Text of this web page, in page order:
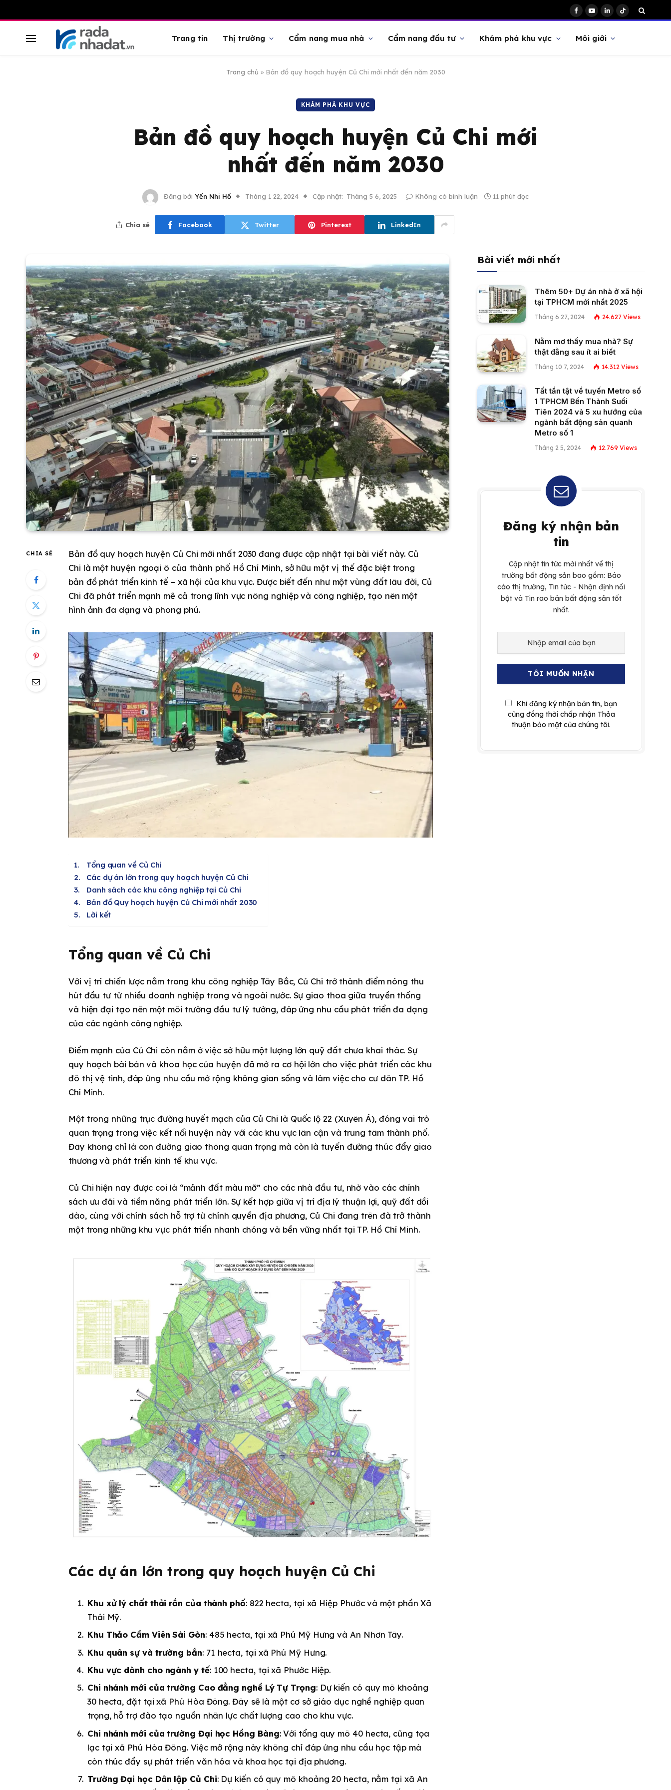
Facebook
YouTubeLinkedInTikTok
Trang tin Thị trường Cẩm nang mua nhà Cẩm nang đầu tư Khám phá khu vực Môi giới
Trang chủ » Bản đồ quy hoạch huyện Củ Chi mới nhất đến năm 2030
KHÁM PHÁ KHU VỰC
Bản đồ quy hoạch huyện Củ Chi mới
nhất đến năm 2030
Đăng bởi Yến Nhi Hồ Tháng 1 22, 2024 Cập nhật: Tháng 5 6, 2025 Không có bình luận 11 phút đọc
Chia sẻ Facebook Twitter Pinterest LinkedIn
CHIA SẺ
Bản đồ quy hoạch huyện Củ Chi mới nhất 2030 đang được cập nhật tại bài viết này. Củ
Chi là một huyện ngoại ô của thành phố Hồ Chí Minh, sở hữu một vị thế đặc biệt trong
bản đồ phát triển kinh tế – xã hội của khu vực. Được biết đến như một vùng đất lâu đời, Củ
Chi đã phát triển mạnh mẽ cả trong lĩnh vực nông nghiệp và công nghiệp, tạo nên một
hình ảnh đa dạng và phong phú.
Tổng quan về Củ Chi
Các dự án lớn trong quy hoạch huyện Củ Chi
Danh sách các khu công nghiệp tại Củ Chi
Bản đồ Quy hoạch huyện Củ Chi mới nhất 2030
Lời kết
Tổng quan về Củ Chi
Với vị trí chiến lược nằm trong khu công nghiệp Tây Bắc, Củ Chi trở thành điểm nóng thu
hút đầu tư từ nhiều doanh nghiệp trong và ngoài nước. Sự giao thoa giữa truyền thống
và hiện đại tạo nên một môi trường đầu tư lý tưởng, đáp ứng nhu cầu phát triển đa dạng
của các ngành công nghiệp.
Điểm mạnh của Củ Chi còn nằm ở việc sở hữu một lượng lớn quỹ đất chưa khai thác. Sự
quy hoạch bài bản và khoa học của huyện đã mở ra cơ hội lớn cho việc phát triển các khu
đô thị vệ tinh, đáp ứng nhu cầu mở rộng không gian sống và làm việc cho cư dân TP. Hồ
Chí Minh.
Một trong những trục đường huyết mạch của Củ Chi là Quốc lộ 22 (Xuyên Á), đóng vai trò
quan trọng trong việc kết nối huyện này với các khu vực lân cận và trung tâm thành phố.
Đây không chỉ là con đường giao thông quan trọng mà còn là tuyến đường thúc đẩy giao
thương và phát triển kinh tế khu vực.
Củ Chi hiện nay được coi là “mảnh đất màu mỡ” cho các nhà đầu tư, nhờ vào các chính
sách ưu đãi và tiềm năng phát triển lớn. Sự kết hợp giữa vị trí địa lý thuận lợi, quỹ đất dồi
dào, cùng với chính sách hỗ trợ từ chính quyền địa phương, Củ Chi đang trên đà trở thành
một trong những khu vực phát triển nhanh chóng và bền vững nhất tại TP. Hồ Chí Minh.
Các dự án lớn trong quy hoạch huyện Củ Chi
Khu xử lý chất thải rắn của thành phố: 822 hecta, tại xã Hiệp Phước và một phần Xã
Thái Mỹ.
Khu Thảo Cầm Viên Sài Gòn: 485 hecta, tại xã Phú Mỹ Hưng và An Nhơn Tây.
Khu quân sự và trường bắn: 71 hecta, tại xã Phú Mỹ Hưng.
Khu vực dành cho ngành y tế: 100 hecta, tại xã Phước Hiệp.
Chi nhánh mới của trường Cao đẳng nghề Lý Tự Trọng: Dự kiến có quy mô khoảng
30 hecta, đặt tại xã Phú Hòa Đông. Đây sẽ là một cơ sở giáo dục nghề nghiệp quan
trọng, hỗ trợ đào tạo nguồn nhân lực chất lượng cao cho khu vực.
Chi nhánh mới của trường Đại học Hồng Bàng: Với tổng quy mô 40 hecta, cũng tọa
lạc tại xã Phú Hòa Đông. Việc mở rộng này không chỉ đáp ứng nhu cầu học tập mà
còn thúc đẩy sự phát triển văn hóa và khoa học tại địa phương.
Trường Đại học Dân lập Củ Chi: Dự kiến có quy mô khoảng 20 hecta, nằm tại xã An
Bài viết mới nhất
Thêm 50+ Dự án nhà ở xã hội
tại TPHCM mới nhất 2025
Tháng 6 27, 2024 24.627 Views
Nằm mơ thấy mua nhà? Sự
thật đằng sau ít ai biết
Tháng 10 7, 2024 14.312 Views
Tất tần tật về tuyến Metro số
1 TPHCM Bến Thành Suối
Tiên 2024 và 5 xu hướng của
ngành bất động sản quanh
Metro số 1
Tháng 2 5, 2024 12.769 Views
Đăng ký nhận bản
tin
Cập nhật tin tức mới nhất về thị
trường bất động sản bao gồm: Báo
cáo thị trường, Tin tức - Nhận định nổi
bật và Tin rao bán bất động sản tốt
nhất.
Khi đăng ký nhận bản tin, bạn
cũng đồng thời chấp nhận Thỏa
thuận bảo mật của chúng tôi.